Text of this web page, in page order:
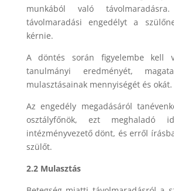
munkából való
távolmaradási engedélyt a
kérnie.
A döntés során figyelembe kell
tanulmányi eredményét,
mulasztásainak mennyiségét és okát.
Az engedély megadásáról
osztályfőnök, ezt meghaladó
intézményvezető dönt, és erről
szülőt.
2.2 Mulasztás